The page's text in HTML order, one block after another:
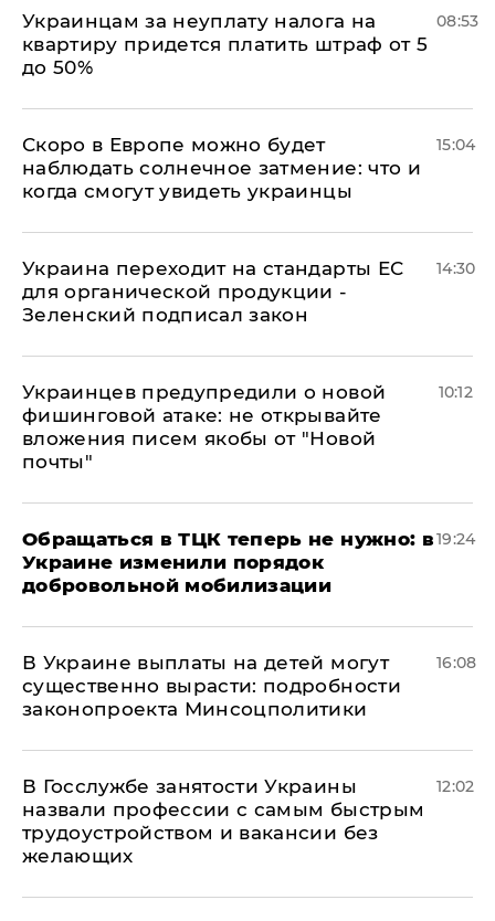
Украинцам за неуплату налога на
квартиру придется платить штраф от 5
до 50%
08:53
Скоро в Европе можно будет
наблюдать солнечное затмение: что и
когда смогут увидеть украинцы
15:04
Украина переходит на стандарты ЕС
для органической продукции -
Зеленский подписал закон
14:30
Украинцев предупредили о новой
фишинговой атаке: не открывайте
вложения писем якобы от "Новой
почты"
10:12
Обращаться в ТЦК теперь не нужно: в
Украине изменили порядок
добровольной мобилизации
19:24
В Украине выплаты на детей могут
существенно вырасти: подробности
законопроекта Минсоцполитики
16:08
В Госслужбе занятости Украины
назвали профессии с самым быстрым
трудоустройством и вакансии без
желающих
12:02